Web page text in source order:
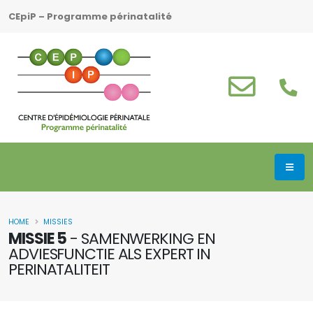
CEpiP – Programme périnatalité
MISSIE 5- SAMENWERKING EN
ADVIESFUNCTIE ALS EXPERT IN
PERINATALITEIT
HOME MISSIES